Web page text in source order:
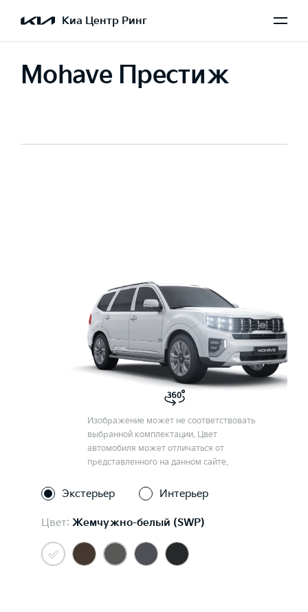
Киа Центр Ринг
Mohave Престиж
Изображение может не соответствовать
выбранной комплектации. Цвет
автомобиля может отличаться от
представленного на данном сайте.
Экстерьер Интерьер
Цвет: Жемчужно-белый (SWP)